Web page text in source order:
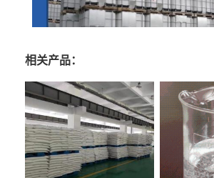
相关产品：